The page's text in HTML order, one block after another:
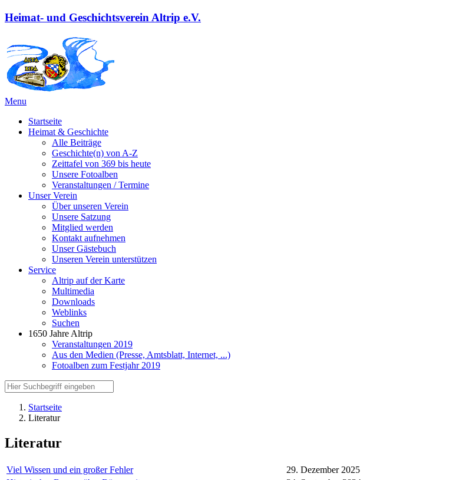
Heimat- und Geschichtsverein Altrip e.V.
Menu
Startseite
Heimat & Geschichte
Alle Beiträge
Geschichte(n) von A-Z
Zeittafel von 369 bis heute
Unsere Fotoalben
Veranstaltungen / Termine
Unser Verein
Über unseren Verein
Unsere Satzung
Mitglied werden
Kontakt aufnehmen
Unser Gästebuch
Unseren Verein unterstützen
Service
Altrip auf der Karte
Multimedia
Downloads
Weblinks
Suchen
1650 Jahre Altrip
Veranstaltungen 2019
Aus den Medien (Presse, Amtsblatt, Internet, ...)
Fotoalben zum Festjahr 2019
Startseite
Literatur
Literatur
Viel Wissen und ein großer Fehler
29. Dezember 2025